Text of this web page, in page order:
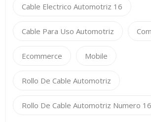
Cable Electrico Automotriz 16
Cable Para Uso Automotriz
Ecommerce Mobile
Rollo De Cable Automotriz
Rollo De Cable Automotriz Numero 16